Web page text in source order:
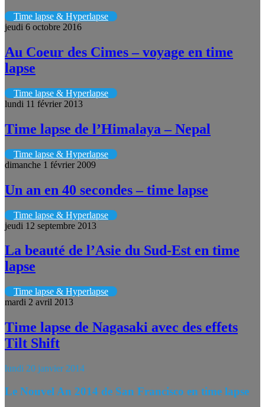
Time lapse & Hyperlapse
jeudi 6 octobre 2016
Au Coeur des Cimes – voyage en time
lapse
Time lapse & Hyperlapse
lundi 11 février 2013
Time lapse de l’Himalaya – Nepal
Time lapse & Hyperlapse
dimanche 1 février 2009
Un an en 40 secondes – time lapse
Time lapse & Hyperlapse
jeudi 12 septembre 2013
La beauté de l’Asie du Sud-Est en time
lapse
Time lapse & Hyperlapse
mardi 2 avril 2013
Time lapse de Nagasaki avec des effets
Tilt Shift
lundi 20 janvier 2014
Le Nouvel An 2014 de San Francisco en time lapse